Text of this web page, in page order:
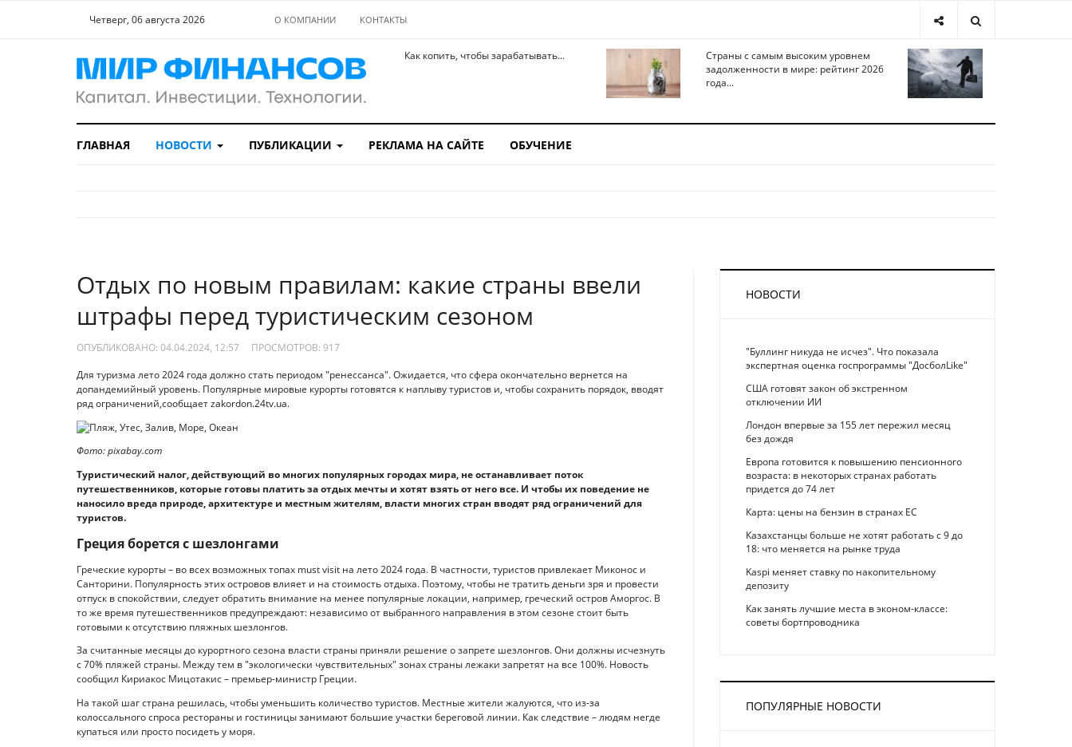
Четверг, 06 августа 2026 О КОМПАНИИ КОНТАКТЫ
Как копить, чтобы зарабатывать...
Страны с самым высоким уровнем
задолженности в мире: рейтинг 2026
года...
ГЛАВНАЯ НОВОСТИ ПУБЛИКАЦИИ РЕКЛАМА НА САЙТЕ ОБУЧЕНИЕ
Отдых по новым правилам: какие страны ввели
штрафы перед туристическим сезоном
ОПУБЛИКОВАНО: 04.04.2024, 12:57 ПРОСМОТРОВ: 917
Для туризма лето 2024 года должно стать периодом "ренессанса". Ожидается, что сфера окончательно вернется на
допандемийный уровень. Популярные мировые курорты готовятся к наплыву туристов и, чтобы сохранить порядок, вводят
ряд ограничений,сообщает zakordon.24tv.ua.
Фото: pixabay.com
Туристический налог, действующий во многих популярных городах мира, не останавливает поток
путешественников, которые готовы платить за отдых мечты и хотят взять от него все. И чтобы их поведение не
наносило вреда природе, архитектуре и местным жителям, власти многих стран вводят ряд ограничений для
туристов.
Греция борется с шезлонгами
Греческие курорты – во всех возможных топах must visit на лето 2024 года. В частности, туристов привлекает Миконос и
Санторини. Популярность этих островов влияет и на стоимость отдыха. Поэтому, чтобы не тратить деньги зря и провести
отпуск в спокойствии, следует обратить внимание на менее популярные локации, например, греческий остров Аморгос. В
то же время путешественников предупреждают: независимо от выбранного направления в этом сезоне стоит быть
готовыми к отсутствию пляжных шезлонгов.
За считанные месяцы до курортного сезона власти страны приняли решение о запрете шезлонгов. Они должны исчезнуть
с 70% пляжей страны. Между тем в "экологически чувствительных" зонах страны лежаки запретят на все 100%. Новость
сообщил Кириакос Мицотакис – премьер-министр Греции.
На такой шаг страна решилась, чтобы уменьшить количество туристов. Местные жители жалуются, что из-за
колоссального спроса рестораны и гостиницы занимают большие участки береговой линии. Как следствие – людям негде
купаться или просто посидеть у моря.
НОВОСТИ
"Буллинг никуда не исчез". Что показала
экспертная оценка госпрограммы "ДосболLike"
США готовят закон об экстренном
отключении ИИ
Лондон впервые за 155 лет пережил месяц
без дождя
Европа готовится к повышению пенсионного
возраста: в некоторых странах работать
придется до 74 лет
Карта: цены на бензин в странах ЕС
Казахстанцы больше не хотят работать с 9 до
18: что меняется на рынке труда
Kaspi меняет ставку по накопительному
депозиту
Как занять лучшие места в эконом-классе:
советы бортпроводника
ПОПУЛЯРНЫЕ НОВОСТИ